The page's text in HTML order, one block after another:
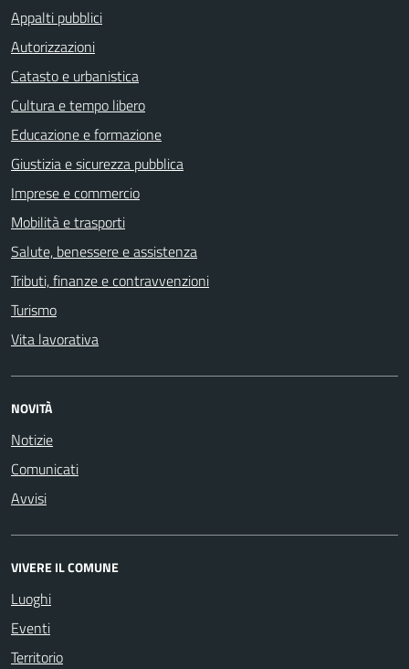
Appalti pubblici
Autorizzazioni
Catasto e urbanistica
Cultura e tempo libero
Educazione e formazione
Giustizia e sicurezza pubblica
Imprese e commercio
Mobilità e trasporti
Salute, benessere e assistenza
Tributi, finanze e contravvenzioni
Turismo
Vita lavorativa
NOVITÀ
Notizie
Comunicati
Avvisi
VIVERE IL COMUNE
Luoghi
Eventi
Territorio